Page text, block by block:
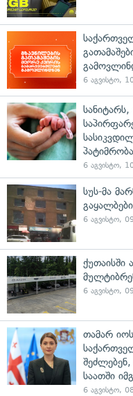
6 აგვისტო,
6 აგვისტო,
სუს-მა
6 აგვისტო,
ქუთაისში
6 აგვისტო,
თამარ
საათში
6 აგვისტო,